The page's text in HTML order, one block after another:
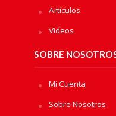
Artículos
Videos
SOBRE
Mi Cuenta
Sobre Nosotros